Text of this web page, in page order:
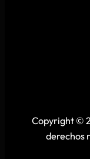
Copyright ©
derechos